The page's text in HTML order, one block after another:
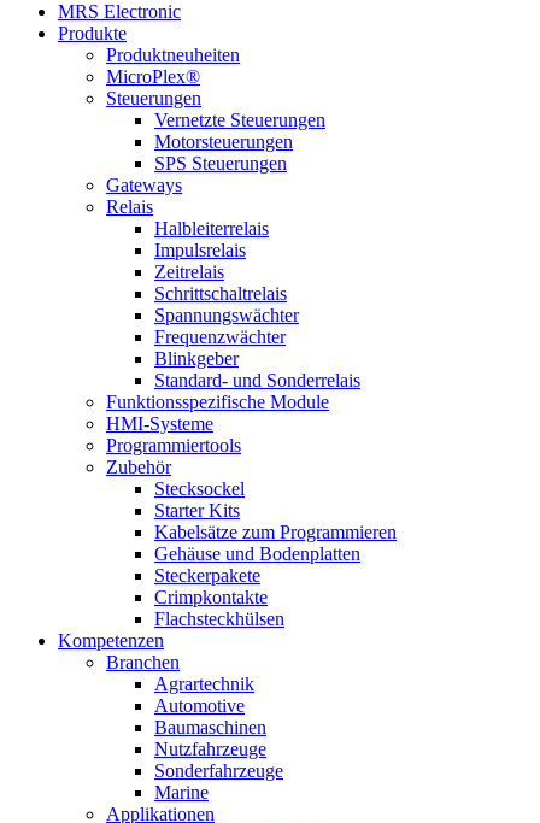
MRS Electronic
Produkte
Produktneuheiten
MicroPlex®
Steuerungen
Vernetzte Steuerungen
Motorsteuerungen
SPS Steuerungen
Gateways
Relais
Halbleiterrelais
Impulsrelais
Zeitrelais
Schrittschaltrelais
Spannungswächter
Frequenzwächter
Blinkgeber
Standard- und Sonderrelais
Funktionsspezifische Module
HMI-Systeme
Programmiertools
Zubehör
Stecksockel
Starter Kits
Kabelsätze zum Programmieren
Gehäuse und Bodenplatten
Steckerpakete
Crimpkontakte
Flachsteckhülsen
Kompetenzen
Branchen
Agrartechnik
Automotive
Baumaschinen
Nutzfahrzeuge
Sonderfahrzeuge
Marine
Applikationen